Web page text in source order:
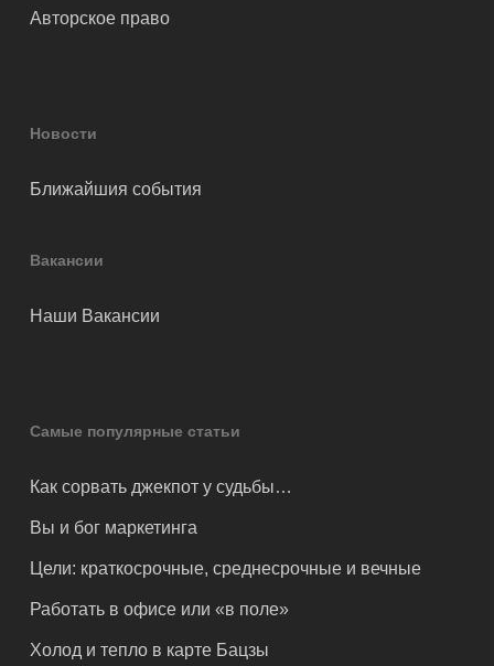
Авторское право
Новости
Ближайшия события
Вакансии
Наши Вакансии
Самые популярные статьи
Как сорвать джекпот у судьбы…
Вы и бог маркетинга
Цели: краткосрочные, среднесрочные и вечные
Работать в офисе или «в поле»
Холод и тепло в карте Бацзы